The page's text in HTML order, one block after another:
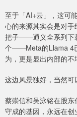
至于「AI+云」，这可
心的来源其实会是对
把子——通义全系列下
个——Meta的Llama 4
为，更是显出内部的不
这边风景独好，当然可
蔡崇信和吴泳铭在股
守成的基因，永远在创